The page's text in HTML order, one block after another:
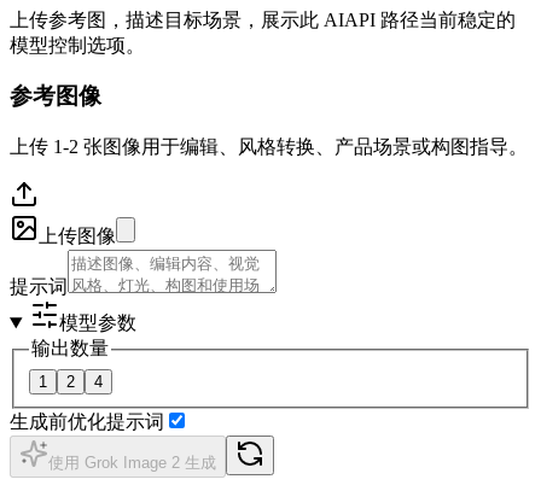
上传参考图，描述目标场景，展示此 AIAPI 路径当前稳定的
模型控制选项。
参考图像
上传 1-2 张图像用于编辑、风格转换、产品场景或构图指导。
上传图像
提示词
模型参数
输出数量
1 2 4
生成前优化提示词
使用 Grok Image 2 生成